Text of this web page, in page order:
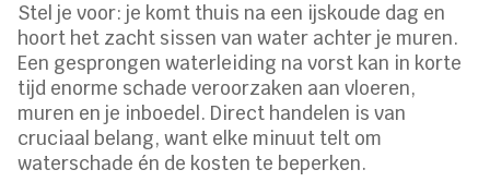
Stel je voor: je komt thuis na een ijskoude dag en
hoort het zacht sissen van water achter je muren.
Een gesprongen waterleiding na vorst kan in korte
tijd enorme schade veroorzaken aan vloeren,
muren en je inboedel. Direct handelen is van
cruciaal belang, want elke minuut telt om
waterschade én de kosten te beperken.